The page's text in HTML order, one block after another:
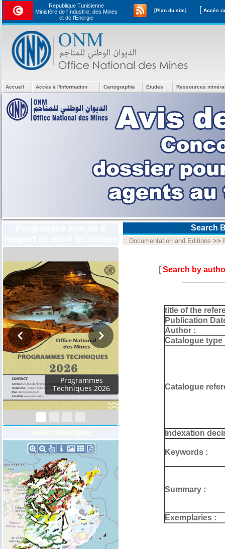
Republique Tunisienne
Ministère de l'Industrie, des Mines
et de l’Energie
[Plan du site] [
Accueil Accès à l'information Cartographie Etudes Ressources
2026
Search
:: Documentation and Editions >>
[Search by
title of the
Publication
Author :
Catalogue type
Catalogue
Indexation
Keywords :
Summary :
Exemplaries :